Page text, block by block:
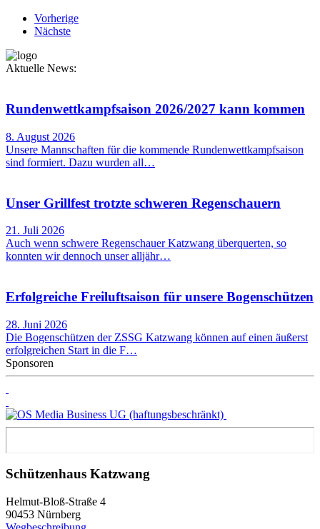
Vorherige
Nächste
Aktuelle News:
Rundenwettkampfsaison 2026/2027 kann kommen
8. August 2026
Unsere Mannschaften für die kommende Rundenwettkampfsaison
sind formiert. Dazu wurden all…
Unser Grillfest trotzte schweren Regenschauern
21. Juli 2026
Auch wenn schwere Regenschauer Katzwang überquerten, so
konnten wir dennoch unser alljähr…
Erfolgreiche Freiluftsaison für unsere Bogenschützen
28. Juni 2026
Die Bogenschützen der ZSSG Katzwang können auf einen äußerst
erfolgreichen Start in die F…
Sponsoren
Schützenhaus Katzwang
Helmut-Bloß-Straße 4
90453 Nürnberg